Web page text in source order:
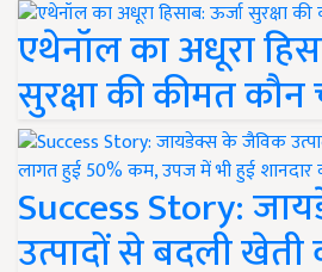
एथेनॉल का अधूरा
सुरक्षा की कीमत कौन
Success Story:
उत्पादों से बदली खेती